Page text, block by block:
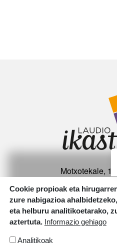
Motxotekale,
Irudia
Cookie propioak eta
zure nabigazioa
eta helburu analitikoetarako,
aztertuta. Informazio gehiago
Analitikoak